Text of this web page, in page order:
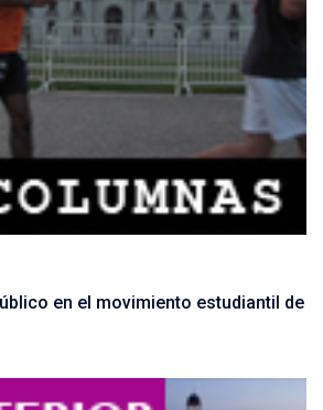
en el movimiento estudiantil de